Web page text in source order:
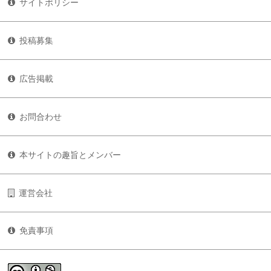
サイトポリシー
投稿募集
広告掲載
お問合わせ
本サイトの趣旨とメンバー
運営会社
免責事項